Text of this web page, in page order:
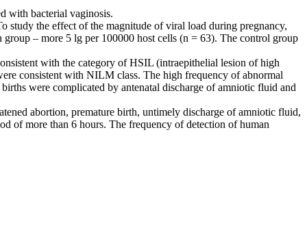
with bacterial vaginosis.
the effect of the magnitude of viral load during pregnancy,
– more 5 lg per 100000 host cells (n = 63). The control group
with the category of HSIL (intraepithelial lesion of high
consistent with NILM class. The high frequency of abnormal
were complicated by antenatal discharge of amniotic fluid and
abortion, premature birth, untimely discharge of amniotic fluid,
of more than 6 hours. The frequency of detection of human